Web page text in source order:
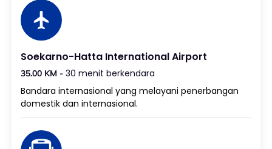
Soekarno-Hatta International Airport
35.00 KM - 30 menit berkendara
Bandara internasional yang melayani penerbangan
domestik dan internasional.